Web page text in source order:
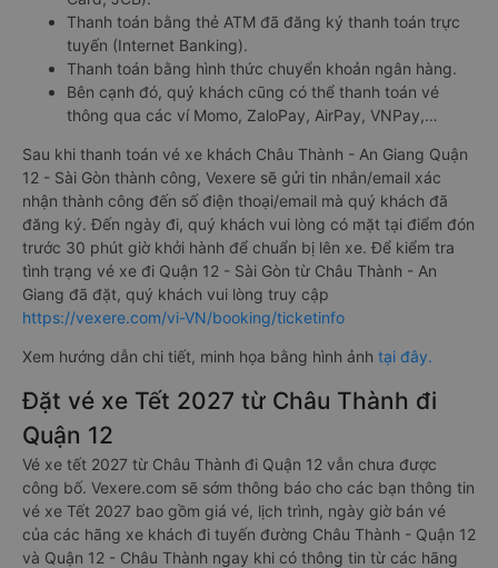
Thanh toán bằng thẻ ATM đã đăng ký thanh toán trực
tuyến (Internet Banking).
Thanh toán bằng hình thức chuyển khoản ngân hàng.
Bên cạnh đó, quý khách cũng có thể thanh toán vé
thông qua các ví Momo, ZaloPay, AirPay, VNPay,…
Sau khi thanh toán vé xe khách Châu Thành - An Giang Quận
12 - Sài Gòn thành công, Vexere sẽ gửi tin nhắn/email xác
nhận thành công đến số điện thoại/email mà quý khách đã
đăng ký. Đến ngày đi, quý khách vui lòng có mặt tại điểm đón
trước 30 phút giờ khởi hành để chuẩn bị lên xe. Để kiểm tra
tình trạng vé xe đi Quận 12 - Sài Gòn từ Châu Thành - An
Giang đã đặt, quý khách vui lòng truy cập
https://vexere.com/vi-VN/booking/ticketinfo
Xem hướng dẫn chi tiết, minh họa bằng hình ảnh tại đây.
Đặt vé xe Tết 2027 từ Châu Thành đi
Quận 12
Vé xe tết 2027 từ Châu Thành đi Quận 12 vẫn chưa được
công bố. Vexere.com sẽ sớm thông báo cho các bạn thông tin
vé xe Tết 2027 bao gồm giá vé, lịch trình, ngày giờ bán vé
của các hãng xe khách đi tuyến đường Châu Thành - Quận 12
và Quận 12 - Châu Thành ngay khi có thông tin từ các hãng